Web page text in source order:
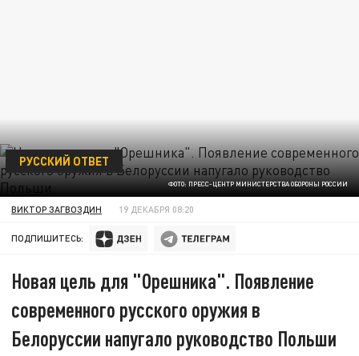
ФОТО: ПРЕСС-ЦЕНТР МИНИСТЕРСТВА ОБОРОНЫ РОССИИ
РУССКИЙ ОТВЕТ
ВИКТОР ЗАГВОЗДИН 19 ДЕКАБРЯ 08:20
ПОДПИШИТЕСЬ:
Новая цель для "Орешника". Появление
современного русского оружия в
Белоруссии напугало руководство Польши